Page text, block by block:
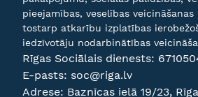
pieejamības, veselības
tostarp atkarību izplatības
iedzīvotāju nodarbinātības
Rīgas Sociālais dienests:
E-pasts: soc@riga.lv
Adrese: Baznīcas ielā 19/23,